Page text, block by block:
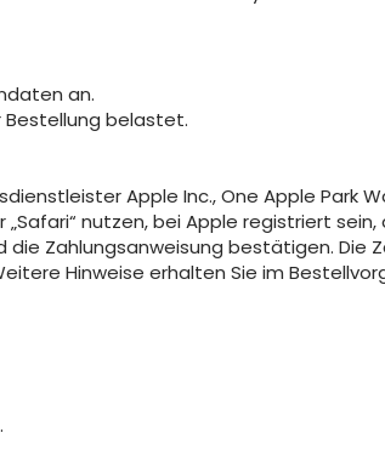
an.
belastet.
Apple Inc., One Apple Park
nutzen, bei Apple registriert
Zahlungsanweisung bestätigen. Die
Hinweise erhalten Sie im